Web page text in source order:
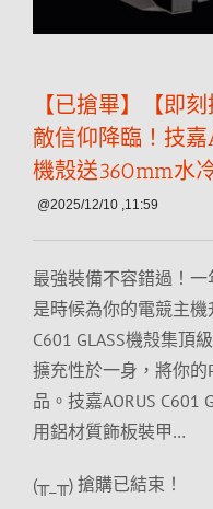
【已搶畢】【即
敵信仰降臨！技嘉
機殼送360mm水
@2025/12/10 ,11:59
最強裝備不容錯過！
是時候為你的電競主機
C601 GLASS機殼集頂
擴充性於一身，將你
品。技嘉AORUS C601
用鋁材質飾板裝甲…
(╥_╥) 搶購已結束！